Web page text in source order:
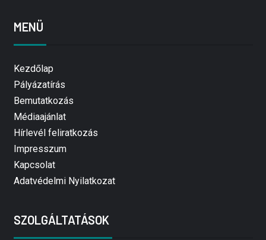
MENÜ
Kezdőlap
Pályázatírás
Bemutatkozás
Médiaajánlat
Hírlevél feliratkozás
Impresszum
Kapcsolat
Adatvédelmi Nyilatkozat
SZOLGÁLTATÁSOK